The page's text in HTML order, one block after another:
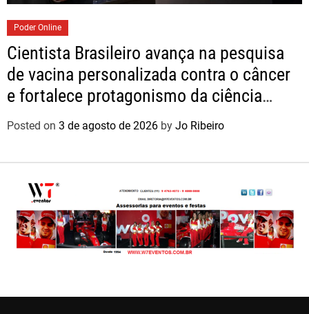
Poder Online
Cientista Brasileiro avança na pesquisa
de vacina personalizada contra o câncer
e fortalece protagonismo da ciência
nacional
Posted on 3 de agosto de 2026 by Jo Ribeiro